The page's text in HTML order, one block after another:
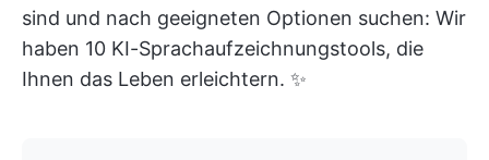
sind und nach geeigneten Optionen suchen: Wir
haben 10 KI-Sprachaufzeichnungstools, die
Ihnen das Leben erleichtern. ✨